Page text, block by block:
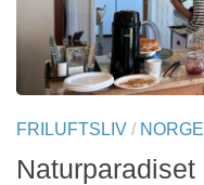
FRILUFTSLIV / NORGE